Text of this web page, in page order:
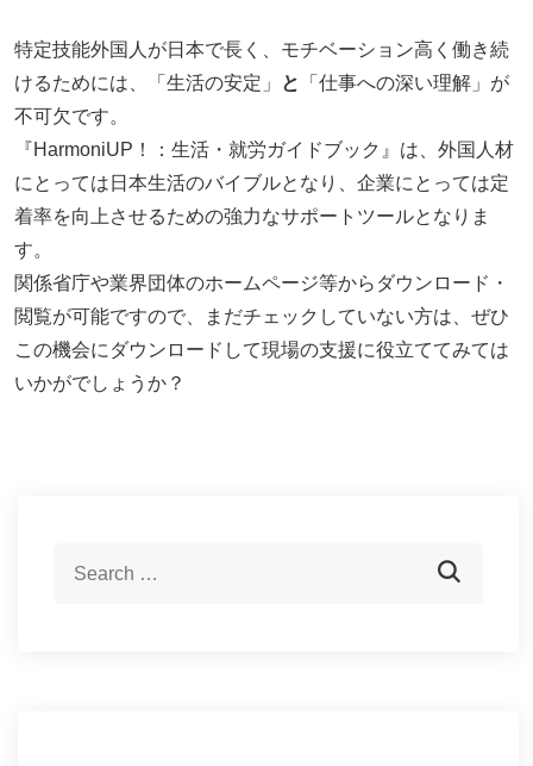
特定技能外国人が日本で長く、モチベーション高く働き続
けるためには、「生活の安定」
と
「仕事への深い理解」が
不可欠です。
『HarmoniUP！：生活・就労ガイドブック』は、外国人材
にとっては日本生活のバイブルとなり、企業にとっては定
着率を向上させるための強力なサポートツールとなりま
す。
関係省庁や業界団体のホームページ等からダウンロード・
閲覧が可能ですので、まだチェックしていない方は、ぜひ
この機会にダウンロードして現場の支援に役立ててみては
いかがでしょうか？